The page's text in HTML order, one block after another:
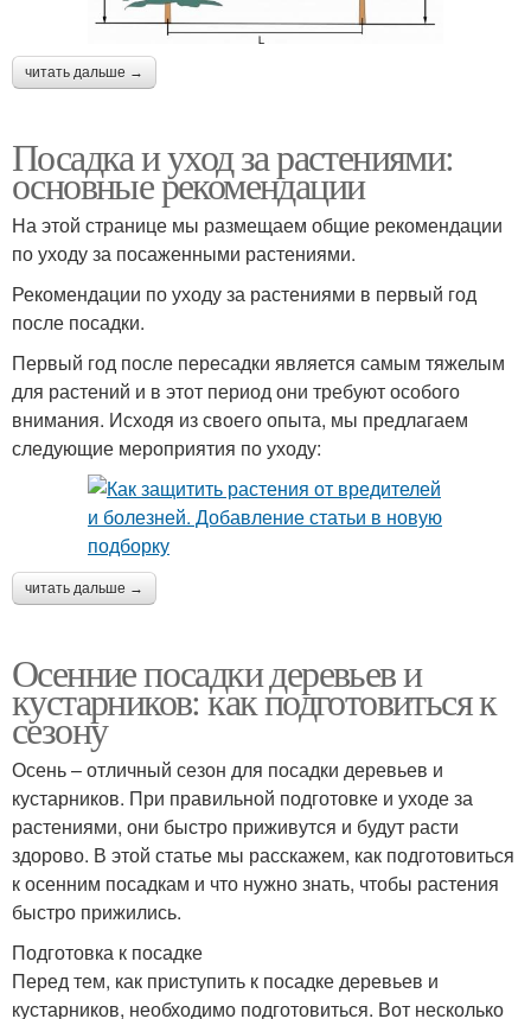
читать дальше →
Посадка и уход за растениями:
основные рекомендации
На этой странице мы размещаем общие рекомендации
по уходу за посаженными растениями.
Рекомендации по уходу за растениями в первый год
после посадки.
Первый год после пересадки является самым тяжелым
для растений и в этот период они требуют особого
внимания. Исходя из своего опыта, мы предлагаем
следующие мероприятия по уходу:
читать дальше →
Осенние посадки деревьев и
кустарников: как подготовиться к
сезону
Осень – отличный сезон для посадки деревьев и
кустарников. При правильной подготовке и уходе за
растениями, они быстро приживутся и будут расти
здорово. В этой статье мы расскажем, как подготовиться
к осенним посадкам и что нужно знать, чтобы растения
быстро прижились.
Подготовка к посадке
Перед тем, как приступить к посадке деревьев и
кустарников, необходимо подготовиться. Вот несколько